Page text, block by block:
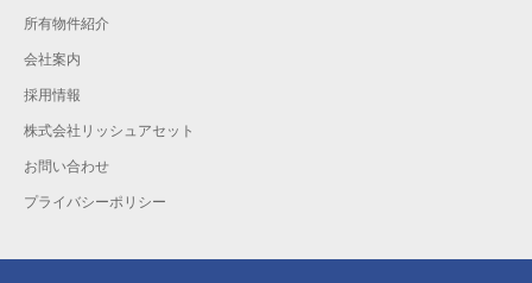
所有物件紹介
会社案内
採用情報
株式会社リッシュアセット
お問い合わせ
プライバシーポリシー